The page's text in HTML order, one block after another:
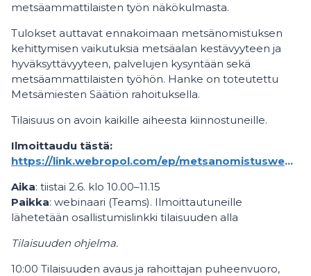
metsäammattilaisten työn näkökulmasta.
Tulokset auttavat ennakoimaan metsänomistuksen
kehittymisen vaikutuksia metsäalan kestävyyteen ja
hyväksyttävyyteen, palvelujen kysyntään sekä
metsäammattilaisten työhön. Hanke on toteutettu
Metsämiesten Säätiön rahoituksella.
Tilaisuus on avoin kaikille aiheesta kiinnostuneille.
Ilmoittaudu tästä:
https://link.webropol.com/ep/metsanomistuswebinaari26
Aika: tiistai 2.6. klo 10.00–11.15
Paikka: webinaari (Teams). Ilmoittautuneille
lähetetään osallistumislinkki tilaisuuden alla
Tilaisuuden ohjelma.
10:00 Tilaisuuden avaus ja rahoittajan puheenvuoro,